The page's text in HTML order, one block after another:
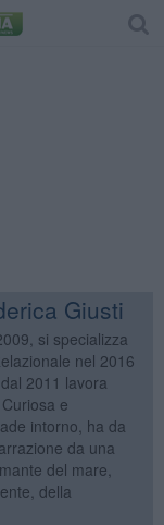
Giusti
si specializza
nel 2016
2011 lavora
e
intorno, ha da
da una
del mare,
della